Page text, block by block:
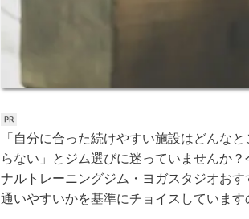
「自分に合った続けやすい施設はどんな
らない」とジム選びに迷っていませんか
ナルトレーニングジム・ヨガスタジオお
通いやすいかを基準にチョイスしていま